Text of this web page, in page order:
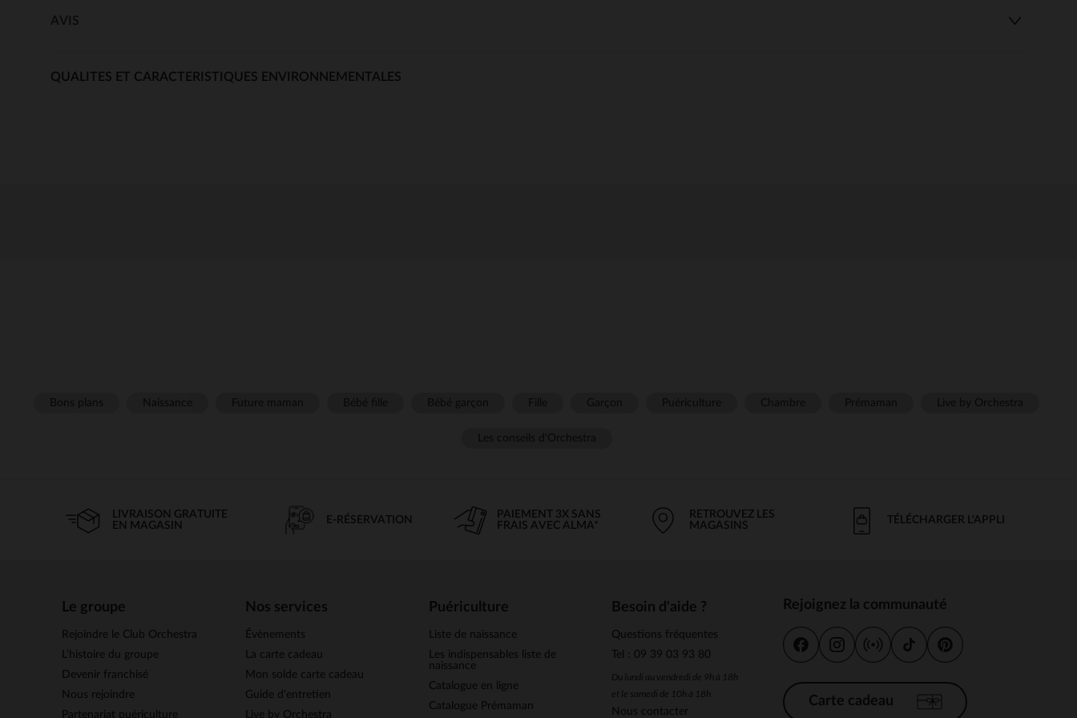
AVIS
QUALITES ET CARACTERISTIQUES ENVIRONNEMENTALES
LIVRAISON GRATUITE
EN MAGASIN
E-RÉSERVATION
PAIEMENT 3X SANS
FRAIS AVEC ALMA*
RETROUVEZ LES
MAGASINS
TÉLÉCHARGER L'APPLI
Le groupe
Rejoindre le Club Orchestra
L’histoire du groupe
Devenir franchisé
Nous rejoindre
Partenariat puériculture
Nos services
Évènements
La carte cadeau
Mon solde carte cadeau
Guide d'entretien
Live by Orchestra
Puériculture
Liste de naissance
Les indispensables liste de
naissance
Catalogue en ligne
Catalogue Prémaman
Besoin d'aide ?
Questions fréquentes
Tel : 09 39 03 93 80
Du lundi au vendredi de 9h à 18h
et le samedi de 10h à 18h
Nous contacter
Rejoignez la communauté
Carte cadeau